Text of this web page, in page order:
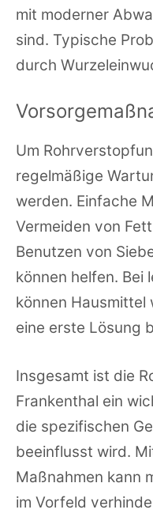
mit moderner
sind. Typische
durch
Um
regelmäßige
werden. Einfache
Vermeiden von
Benutzen von
können helfen. Bei
können Hausmittel
eine erste Lösung
Insgesamt ist die
Frankenthal ein
die spezifischen
beeinflusst wird.
Maßnahmen kann
im Vorfeld